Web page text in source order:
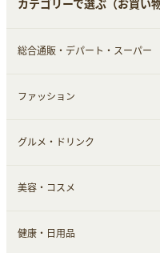
カテゴリーで選ぶ（お買い物
総合通販・デパート・スーパー
すべて見る
総合通販
デパート・スーパー
ファッション
すべて見る
ファッション
インナー・下着
グルメ・ドリンク
すべて見る
グルメ
美容・コスメ
すべて見る
健康・日用品